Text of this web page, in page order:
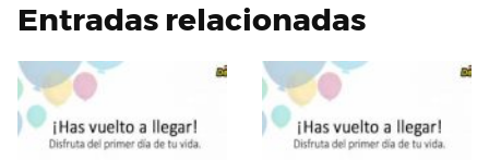
Entradas relacionadas